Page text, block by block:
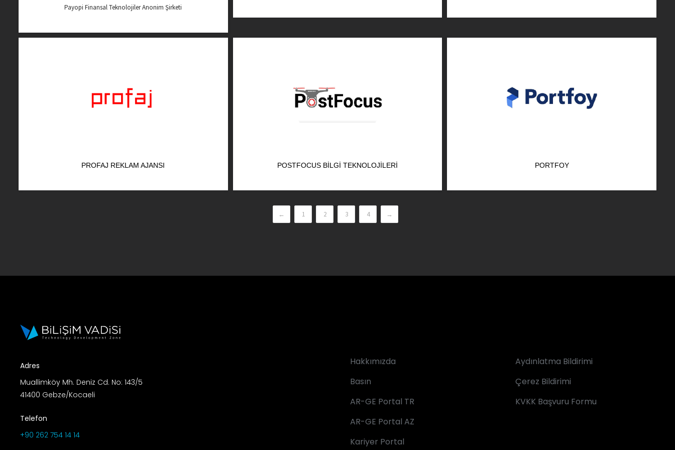
Payopi Finansal Teknolojiler Anonim Şirketi
PROFAJ REKLAM AJANSI POSTFOCUS BILGI TEKNOLOJILERI PORTFOY
← 1 2 3 4 →
Adres
Muallimköy Mh. Deniz Cd. No: 143/5
41400 Gebze/Kocaeli
Telefon
+90 262 754 14 14
Hakkımızda
Basın
AR-GE Portal TR
AR-GE Portal AZ
Kariyer Portal
Aydınlatma Bildirimi
Çerez Bildirimi
KVKK Başvuru Formu